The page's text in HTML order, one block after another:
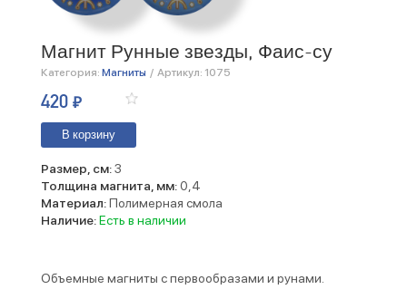
Магнит Рунные звезды, Фаис-су
Категория: Магниты / Артикул: 1075
420 ₽
В корзину
Размер, см:3
Толщина магнита, мм:0,4
Материал:Полимерная смола
Наличие:Есть в наличии
Объемные магниты с первообразами и рунами.